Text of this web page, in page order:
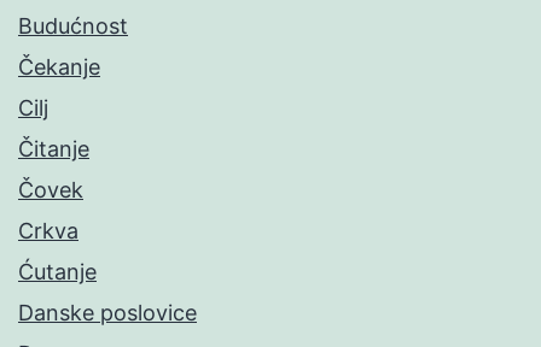
Budućnost
Čekanje
Cilj
Čitanje
Čovek
Crkva
Ćutanje
Danske poslovice